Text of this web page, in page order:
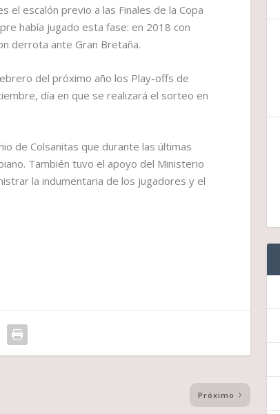
el escalón previo a las Finales de la Copa
había jugado esta fase: en 2018 con
derrota ante Gran Bretaña.
del próximo año los Play-offs de
día en que se realizará el sorteo en
de Colsanitas que durante las últimas
También tuvo el apoyo del Ministerio
la indumentaria de los jugadores y el
Próximo